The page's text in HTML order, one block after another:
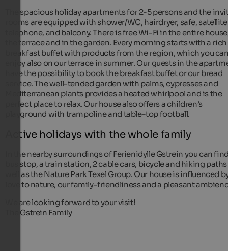
The spacious holiday apartments for 2-5 persons and the
rooms are equipped with shower/WC, hairdryer, safe, satellite
telephone, and balcony. There is free Wi-Fi in the entire
the terrace and in the garden. Every morning starts with a rich
breakfast buffet with products from the region, which you
enjoy also on our terrace in summer. Our guests in the
have the possibility to book the breakfast buffet or our bread
service. The well-tended garden with palms, cypresses and
Mediterranean plants provides a heated whirlpool and is the
perfect place to relax. Our house also offers a children’s
playground with trampoline and table-top football.
Active holidays with the whole family
In the nearby surroundings of Ferienidylle Gstrein you can
bus stop, a train station, 2 cable cars, bicycle and hiking paths
well as the Nature Park Texel Group. Our house is influenced
love to nature, our family-friendliness and a pleasant
We are looking forward to your visit!
The Gstrein Family